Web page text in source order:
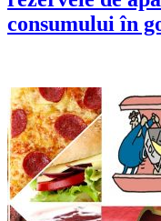
consumului în